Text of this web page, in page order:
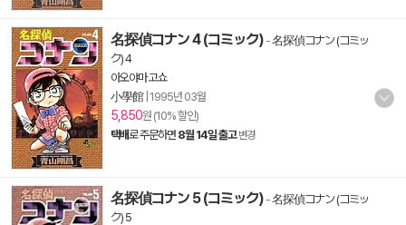
名探偵コナン 4 (コミック) -名探偵コナン (コミッ
ク) 4
아오야마 고쇼
小學館| 1995년 03월
5,850원 (10% 할인)
택배로 주문하면 8월 14일 출고 변경
名探偵コナン 5 (コミック) -名探偵コナン (コミッ
ク) 5